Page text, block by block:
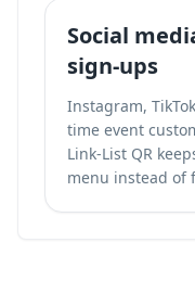
Social
sign-ups
Instagram,
time event
Link-List QR
menu instead of